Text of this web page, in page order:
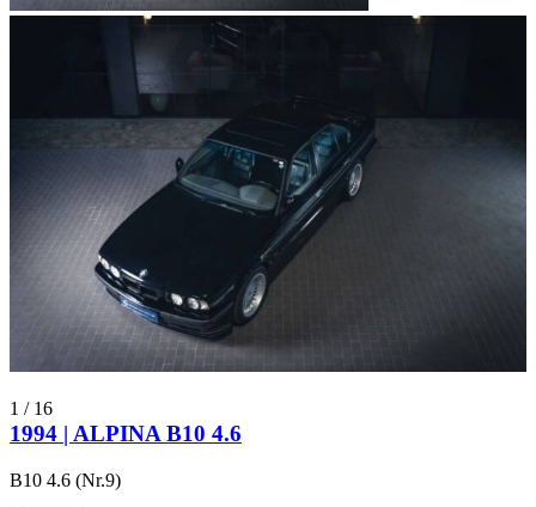
1 / 16
1994 | ALPINA B10 4.6
B10 4.6 (Nr.9)